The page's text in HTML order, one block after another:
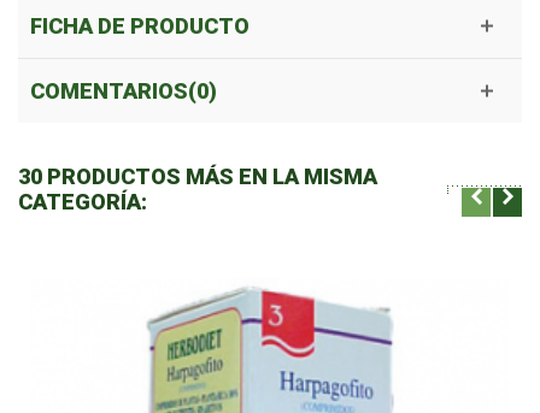
FICHA DE PRODUCTO
COMENTARIOS(0)
30 PRODUCTOS MÁS EN LA MISMA
CATEGORÍA: